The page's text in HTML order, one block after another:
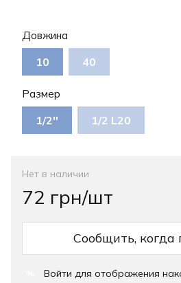
Довжина
10 40
Размер
1/2'' 1/2 L20
Нет в наличии
72 грн/шт
Сообщить, когда
Войти для отображения